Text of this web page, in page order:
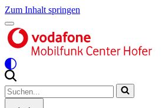
Zum Inhalt springen
Navigationsmenü
Suchen
nach …